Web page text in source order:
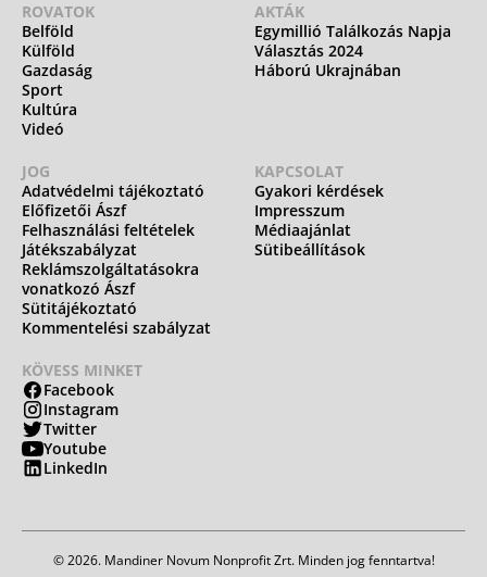
ROVATOK
Belföld
Külföld
Gazdaság
Sport
Kultúra
Videó
AKTÁK
Egymillió Találkozás Napja
Választás 2024
Háború Ukrajnában
JOG
Adatvédelmi tájékoztató
Előfizetői Ászf
Felhasználási feltételek
Játékszabályzat
Reklámszolgáltatásokra
vonatkozó Ászf
Sütitájékoztató
Kommentelési szabályzat
KAPCSOLAT
Gyakori kérdések
Impresszum
Médiaajánlat
Sütibeállítások
KÖVESS MINKET
Facebook
Instagram
Twitter
Youtube
LinkedIn
© 2026. Mandiner Novum Nonprofit Zrt. Minden jog fenntartva!